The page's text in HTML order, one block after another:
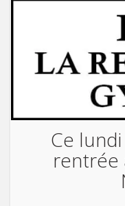
Ce
rentrée